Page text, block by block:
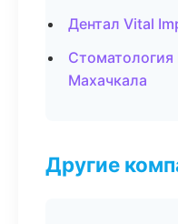
Дентал Vital
Махачкала
Другие